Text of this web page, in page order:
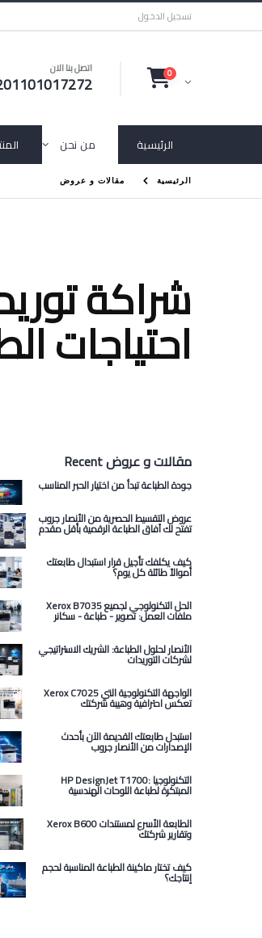
تسجيل الدخول
اتصل بنا الان 0
الرئيسية من نحن
الرئيسية مقالات و عروض
احتياجات
Recent مقالات و عروض
جودة الطباعة تبدأ من اختيار الحبر المناسب
عروض التقسيط الحصرية من الأنصار جروب
تفتح لك آفاق الطباعة الرقمية بأقل مقدم
كيف يكلفك تأجيل قرار استبدال طابعتك
أموالاً طائلة كل يوم؟
Xerox B7035 الحل التكنولوجي لجميع
ملفات العمل: تصوير - طباعة - سكانر
الأنصار لحلول الطباعة: الشريك الاستراتيجي
لشركات التوريدات
Xerox C7025 الواجهة التكنولوجية التي
تعكس احترافية وهيبة شركتك
استبدل طابعتك القديمة الآن بأحدث
الإصدارات من الأنصار جروب
HP DesignJet T1700: التكنولوجيا
المبتكرة لطباعة اللوحات الهندسية
Xerox B600 الطابعة الأسرع لمستندات
وتقارير شركتك
كيف تختار ماكينة الطباعة المناسبة لحجم
إنتاجك؟